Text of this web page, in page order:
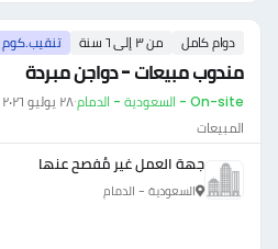
دوام كامل من ٣ إلى ٦ سنة تنقيب.كوم
مندوب مبيعات - دواجن مبردة
On-site - السعودية - الدمام ·٢٨ يوليو ٢٠٢٦
المبيعات
جهة العمل غير مُفصح عنها
السعودية - الدمام